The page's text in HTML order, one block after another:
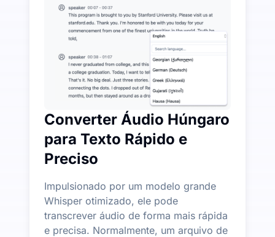
Mais Recursos de IA Disponíveis Além de Áudio
Gere automaticamente resumos, mapas mentais
Converter Áudio Húngaro
para Texto Rápido e
Preciso
Impulsionado por um modelo grande
Whisper otimizado, ele pode
transcrever áudio de forma mais rápida
e precisa. Normalmente, um arquivo de